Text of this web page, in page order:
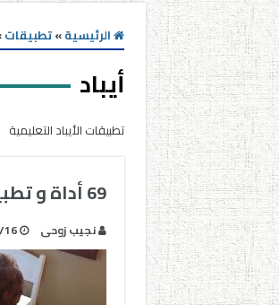
الرئيسية»تطبيقات
أيباد
تطبيقات الأيباد التعليمية
69 أداة و تطبيقا مفيدا للأطفال الصغار
نجيب زوحى